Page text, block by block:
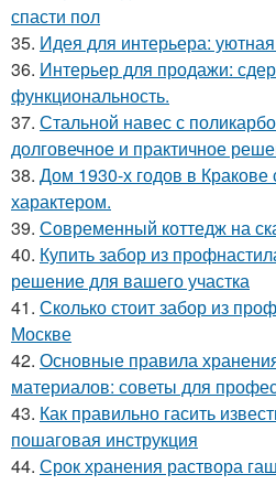
спасти пол
35. Идея для интерьера:
36. Интерьер для продажи:
функциональность.
37. Стальной навес с
долговечное и практичное
38. Дом 1930-х годов в
характером.
39. Современный коттедж на
40. Купить забор из
решение для вашего участка
41. Сколько стоит забор из
Москве
42. Основные правила
материалов: советы для
43. Как правильно гасить
пошаговая инструкция
44. Срок хранения раствора